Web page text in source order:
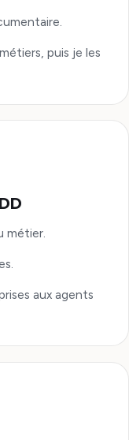
puis je les
métier.
aux agents